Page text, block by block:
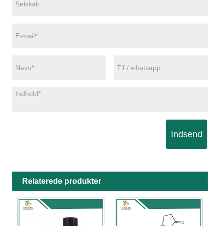
Indsend
Relaterede produkter